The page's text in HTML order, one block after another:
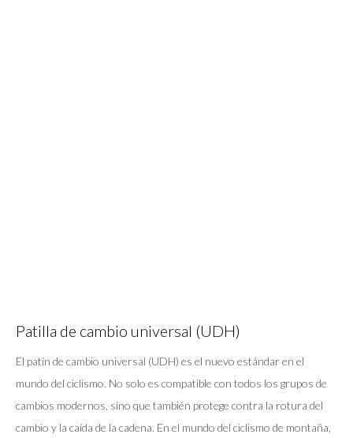
Patilla de cambio universal (UDH)
El patín de cambio universal (UDH) es el nuevo estándar en el
mundo del ciclismo. No solo es compatible con todos los grupos de
cambios modernos, sino que también protege contra la rotura del
cambio y la caída de la cadena. En el mundo del ciclismo de montaña,